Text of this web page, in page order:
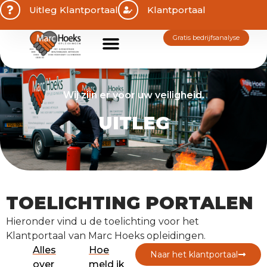
Uitleg Klantportaal Klantportaal
gratis bedrijfsanalyse
Wij zijn er voor uw veiligheid.
UITLEG
TOELICHTING PORTALEN
Hieronder vind u de toelichting voor het
Klantportaal van Marc Hoeks opleidingen.
Alles
over
Hoe
meld ik
naar het klantportaal